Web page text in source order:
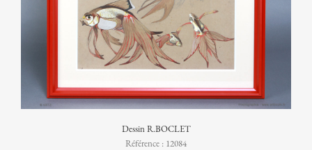
Dessin R.BOCLET
Référence : 12084